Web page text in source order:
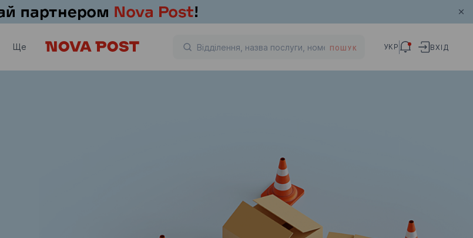
Ще ПОШУК УКР ВХІД